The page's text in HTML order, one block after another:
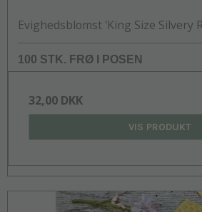
Evighedsblomst 'King Size Silvery
100 STK. FRØ I POSEN
32,00 DKK
VIS PRODUKT